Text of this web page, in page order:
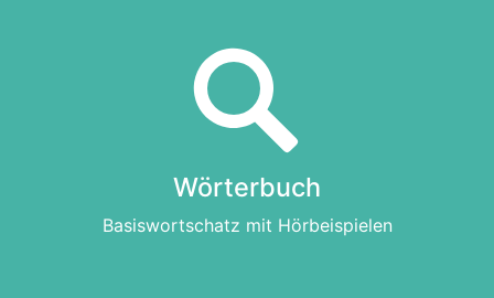
Wörterbuch
Basiswortschatz mit Hörbeispielen